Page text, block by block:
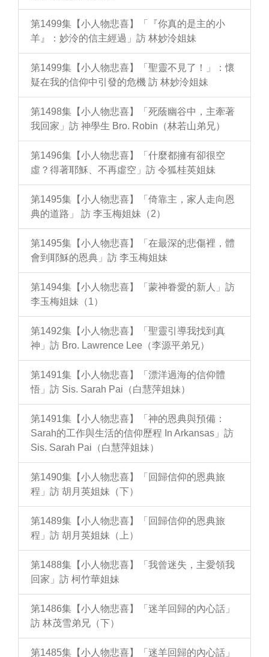
第1499集【小人物悲喜】「『你真的是主的小
羊』：妙泠的信主經過」訪 林妙泠姐妹
第1499集【小人物悲喜】「聖靈不見了！」：懷
疑在我的信仰中引發的危機 訪 林妙泠姐妹
第1498集【小人物悲喜】「死蔭幽谷中，主牽著
我回家」訪 神學生 Bro. Robin（林若山弟兄）
第1496集【小人物悲喜】「什麼都擁有卻很空
虛？得著耶穌、不再虛空」訪 令狐桂英姐妹
第1495集【小人物悲喜】「倚靠主，家人走向恩
典的道路」 訪 李玉梅姐妹（2）
第1495集【小人物悲喜】「在最深的悲傷裡，體
會到耶穌的恩典」訪 李玉梅姐妹
第1494集【小人物悲喜】「蒙神眷愛的新人」訪
李玉梅姐妹（1）
第1492集【小人物悲喜】「聖靈引導我找到真
神」訪 Bro. Lawrence Lee（李源平弟兄）
第1491集【小人物悲喜】「漂洋過海的信仰體
悟」訪 Sis. Sarah Pai（白慧萍姐妹）
第1491集【小人物悲喜】「神的恩典與預備：
Sarah的工作與生活的信仰歷程 In Arkansas」訪
Sis. Sarah Pai（白慧萍姐妹）
第1490集【小人物悲喜】「回歸信仰的恩典旅
程」訪 胡月英姐妹（下）
第1489集【小人物悲喜】「回歸信仰的恩典旅
程」訪 胡月英姐妹（上）
第1488集【小人物悲喜】「我曾迷失，主愛領我
回家」訪 柯竹華姐妹
第1486集【小人物悲喜】「迷羊回歸的內心話」
訪 林茂雪弟兄（下）
第1485集【小人物悲喜】「迷羊回歸的內心話」